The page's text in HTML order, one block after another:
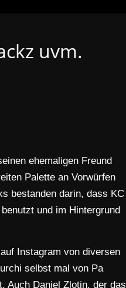
uvm.
ehemaligen Freund
Palette an Vorwürfen
bestanden darin, dass KC
und im Hintergrund
Instagram von diversen
selbst mal von Pa
Auch Daniel Zlotin, der das